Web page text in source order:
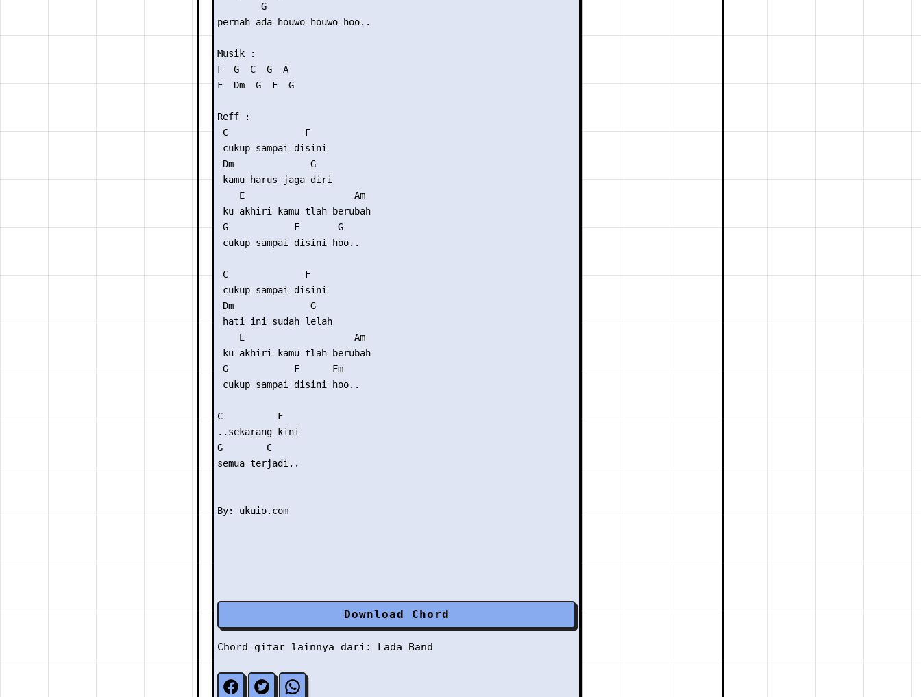
        G
pernah ada houwo houwo hoo..
Musik :
F  G  C  G  A
F  Dm  G  F  G
Reff :
C              F
cukup sampai disini
Dm              G
kamu harus jaga diri
    E                    Am
ku akhiri kamu tlah berubah
G            F       G
cukup sampai disini hoo..
C              F
cukup sampai disini
Dm              G
hati ini sudah lelah
    E                    Am
ku akhiri kamu tlah berubah
G            F      Fm
cukup sampai disini hoo..
C          F
..sekarang kini
G        C
semua terjadi..
Download Chord
Chord gitar lainnya dari: Lada Band